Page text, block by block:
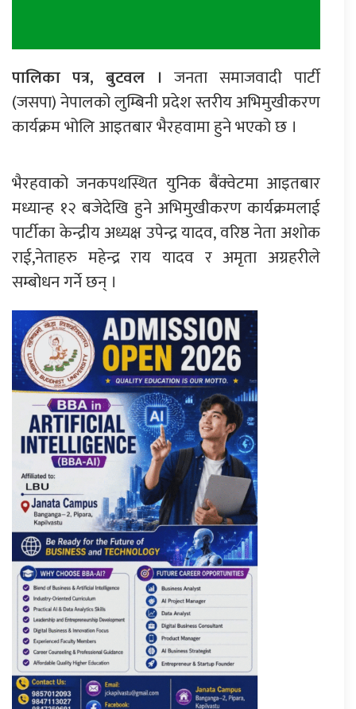
पालिका पत्र, बुटवल । जनता समाजवादी पार्टी
(जसपा) नेपालको लुम्बिनी प्रदेश स्तरीय अभिमुखीकरण
कार्यक्रम भोलि आइतबार भैरहवामा हुने भएको छ ।
भैरहवाको जनकपथस्थित युनिक बैंक्वेटमा आइतबार
मध्यान्ह १२ बजेदेखि हुने अभिमुखीकरण कार्यक्रमलाई
पार्टीका केन्द्रीय अध्यक्ष उपेन्द्र यादव, वरिष्ठ नेता अशोक
राई,नेताहरु महेन्द्र राय यादव र अमृता अग्रहरीले
सम्बोधन गर्ने छन् ।